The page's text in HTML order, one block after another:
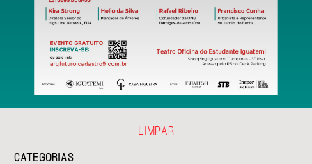
CATEGORIAS
LIMPAR